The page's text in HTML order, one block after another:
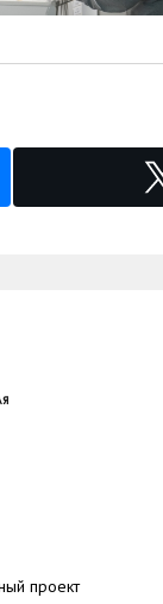
проект